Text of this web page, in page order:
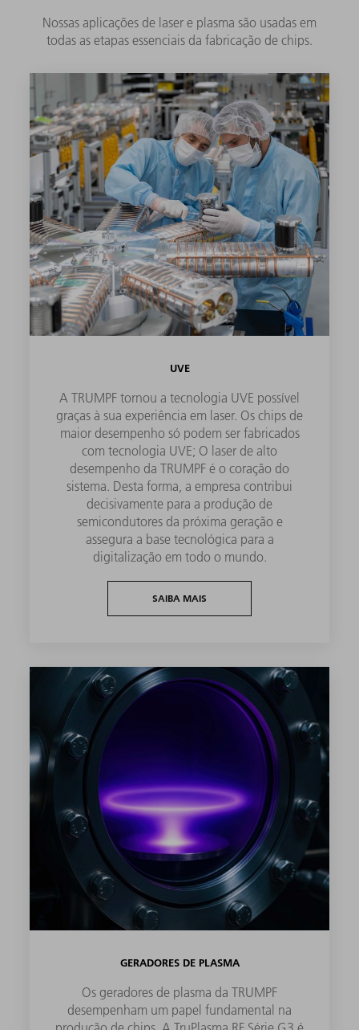
Nossas aplicações de laser e plasma são usadas em
todas as etapas essenciais da fabricação de chips.
UVE
A TRUMPF tornou a tecnologia UVE possível
graças à sua experiência em laser. Os chips de
maior desempenho só podem ser fabricados
com tecnologia UVE; O laser de alto
desempenho da TRUMPF é o coração do
sistema. Desta forma, a empresa contribui
decisivamente para a produção de
semicondutores da próxima geração e
assegura a base tecnológica para a
digitalização em todo o mundo.
SAIBA MAIS
GERADORES DE PLASMA
Os geradores de plasma da TRUMPF
desempenham um papel fundamental na